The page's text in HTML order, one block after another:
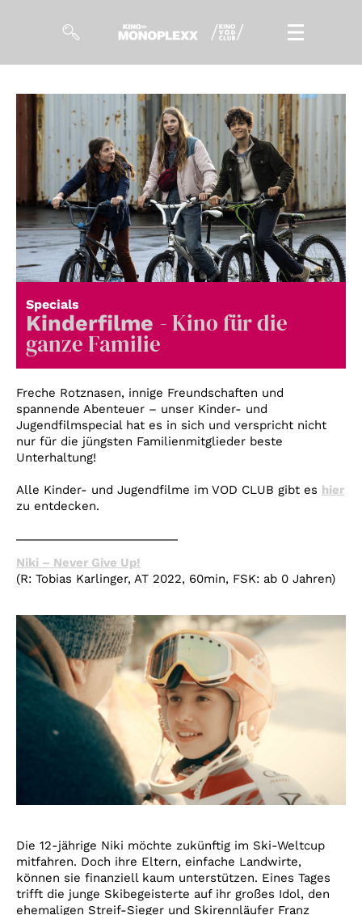
Filme
Magazin
Kuratierungen
Events
So geht’s
Filmpakete
Gutscheine
& Filmpässe
Account
Suche
Specials
Kinderfilme - Kino für die
ganze Familie
Freche Rotznasen, innige Freundschaften und
spannende Abenteuer – unser Kinder- und
Jugendfilmspecial hat es in sich und verspricht nicht
nur für die jüngsten Familienmitglieder beste
Unterhaltung!
Alle Kinder- und Jugendfilme im VOD CLUB gibt es hier
zu entdecken.
Niki – Never Give Up!
(R: Tobias Karlinger, AT 2022, 60min, FSK: ab 0 Jahren)
Die 12-jährige Niki möchte zukünftig im Ski-Weltcup
mitfahren. Doch ihre Eltern, einfache Landwirte,
können sie finanziell kaum unterstützen. Eines Tages
trifft die junge Skibegeisterte auf ihr großes Idol, den
ehemaligen Streif-Sieger und Skirennläufer Franz